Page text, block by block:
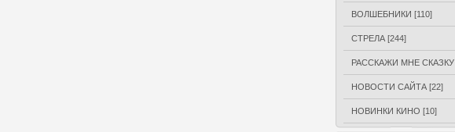
ВОЛШЕБНИКИ [110]
СТРЕЛА [244]
РАССКАЖИ МНЕ СКАЗКУ
НОВОСТИ САЙТА [22]
НОВИНКИ КИНО [10]